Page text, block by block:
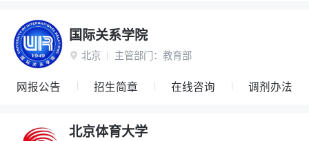
国际关系学院
 北京 主管部门： 教育部
网报公告 招生简章 在线咨询 调剂办法
北京体育大学